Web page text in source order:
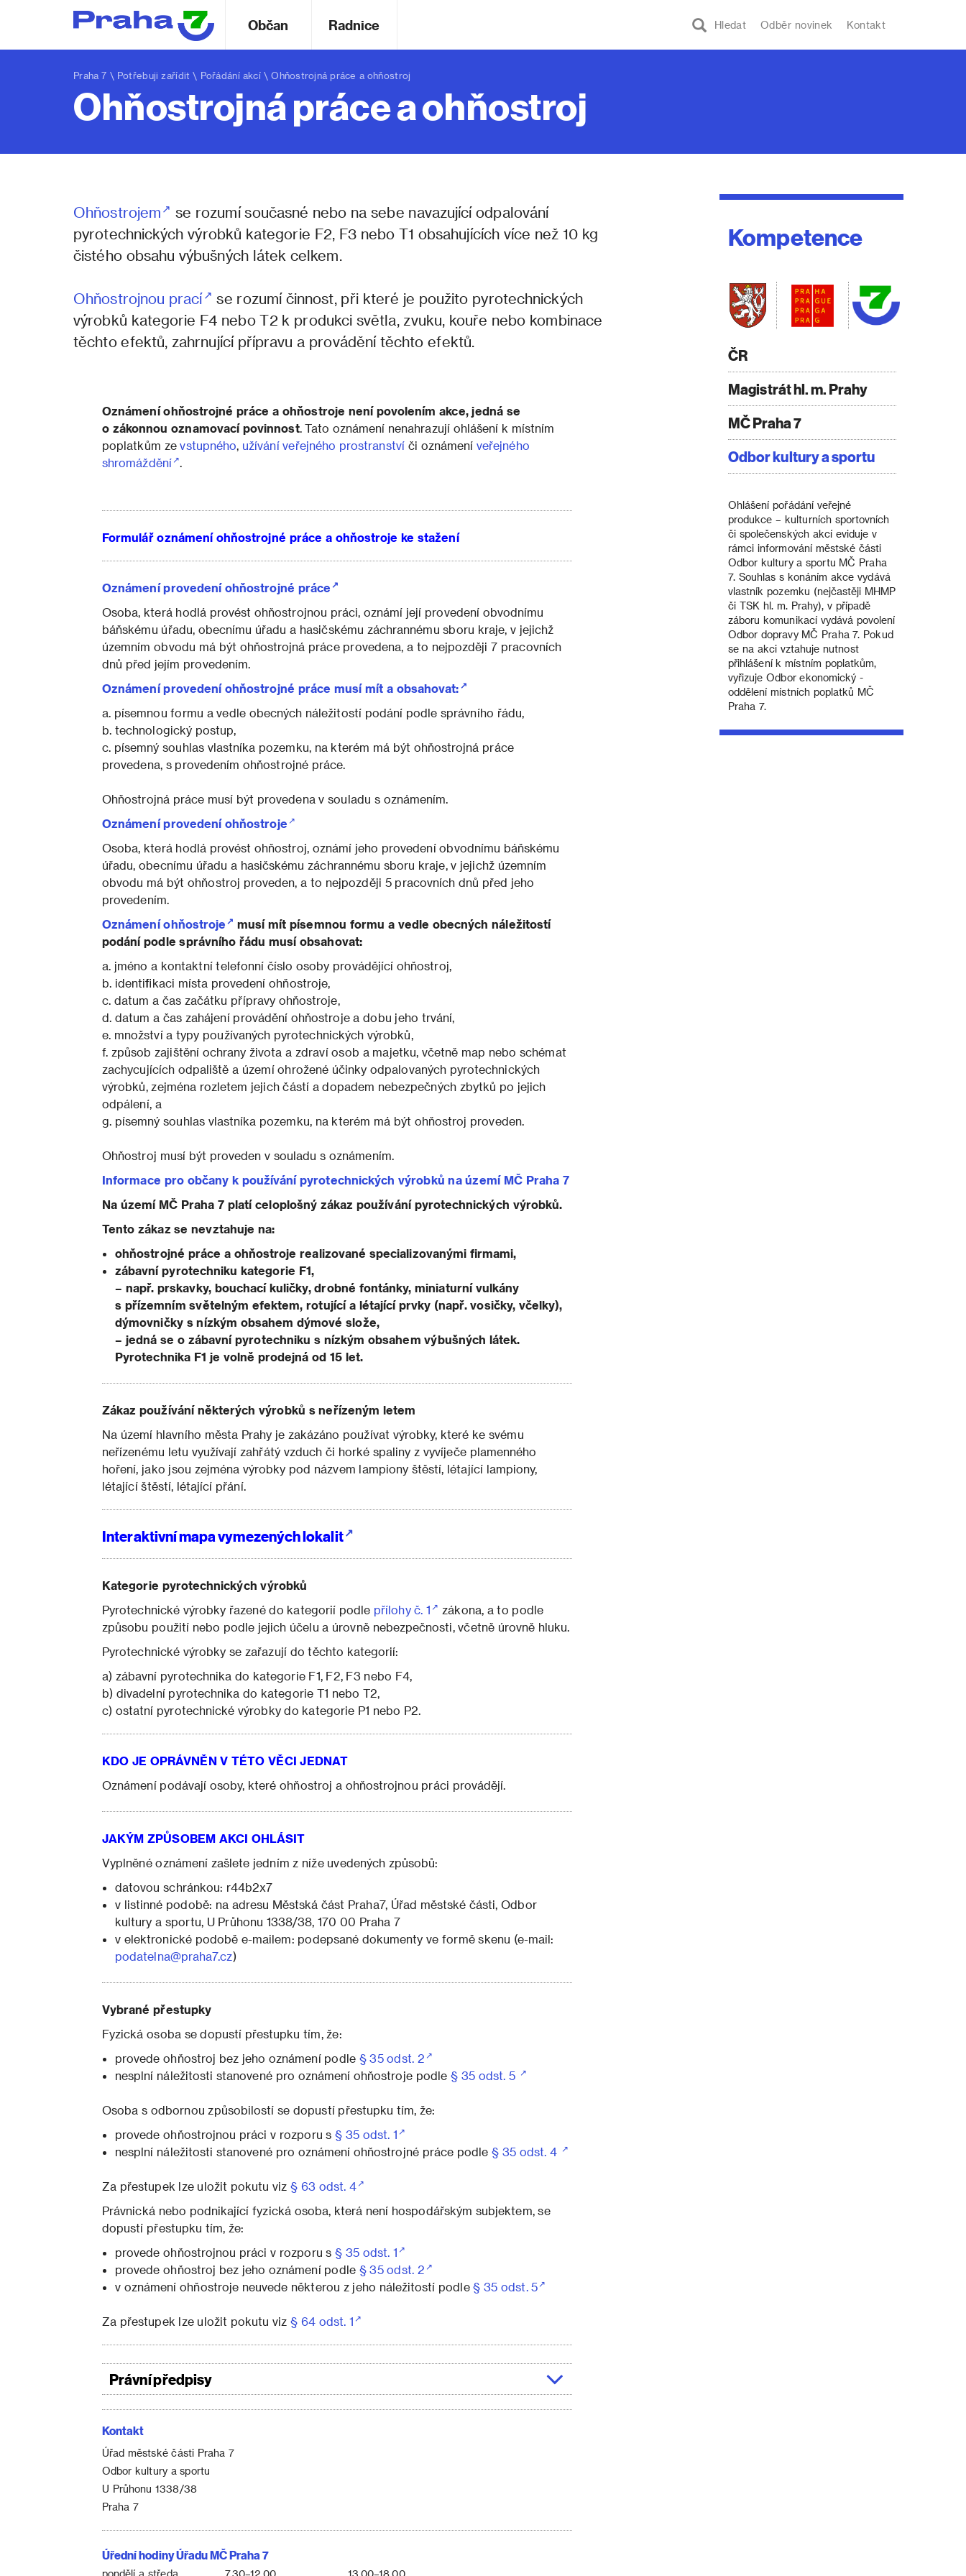
Hledat Odběr novinek Kontakt
Občan Radnice
Praha 7 \ Potřebuji zařídit \ Pořádání akcí\ Ohňostrojná práce a ohňostroj
Ohňostrojná práce a ohňostroj
Ohňostrojem
se rozumí současné nebo na sebe navazující odpalování
pyrotechnických výrobků kategorie F2, F3 nebo T1 obsahujících více než 10 kg
čistého obsahu výbušných látek celkem.
Ohňostrojnou prací
se rozumí činnost, při které je použito pyrotechnických
výrobků kategorie F4 nebo T2 k produkci světla, zvuku, kouře nebo kombinace
těchto efektů, zahrnující přípravu a provádění těchto efektů.
Oznámení ohňostrojné práce a ohňostroje není povolením akce, jedná se
o zákonnou oznamovací povinnost. Tato oznámení nenahrazují ohlášení k místním
poplatkům zevstupného, užívání veřejného prostranstvíči oznámeníveřejného
shromáždění .
Formulář oznámení ohňostrojné práce a ohňostroje ke stažení
Oznámení provedení ohňostrojné práce
Osoba, která hodlá provést ohňostrojnou práci, oznámí její provedení obvodnímu
báňskému úřadu, obecnímu úřadu a hasičskému záchrannému sboru kraje, v jejichž
územním obvodu má být ohňostrojná práce provedena, a to nejpozději 7 pracovních
dnů před jejím provedením.
Oznámení provedení ohňostrojné práce musí mít a obsahovat:
a. písemnou formu a vedle obecných náležitostí podání podle správního řádu,
b. technologický postup,
c. písemný souhlas vlastníka pozemku, na kterém má být ohňostrojná práce
provedena, s provedením ohňostrojné práce.
Ohňostrojná práce musí být provedena v souladu s oznámením.
Oznámení provedení ohňostroje
Osoba, která hodlá provést ohňostroj, oznámí jeho provedení obvodnímu báňskému
úřadu, obecnímu úřadu a hasičskému záchrannému sboru kraje, v jejichž územním
obvodu má být ohňostroj proveden, a to nejpozději 5 pracovních dnů před jeho
provedením.
Oznámení ohňostroje
musí mít písemnou formu a vedle obecných náležitostí
podání podle správního řádu musí obsahovat:
a. jméno a kontaktní telefonní číslo osoby provádějící ohňostroj,
b. identifikaci místa provedení ohňostroje,
c. datum a čas začátku přípravy ohňostroje,
d. datum a čas zahájení provádění ohňostroje a dobu jeho trvání,
e. množství a typy používaných pyrotechnických výrobků,
f. způsob zajištění ochrany života a zdraví osob a majetku, včetně map nebo schémat
zachycujících odpaliště a území ohrožené účinky odpalovaných pyrotechnických
výrobků, zejména rozletem jejich částí a dopadem nebezpečných zbytků po jejich
odpálení, a
g. písemný souhlas vlastníka pozemku, na kterém má být ohňostroj proveden.
Ohňostroj musí být proveden v souladu s oznámením.
Informace pro občany k používání pyrotechnických výrobků na území MČ Praha 7
Na území MČ Praha 7 platí celoplošný zákaz používání pyrotechnických výrobků.
Tento zákaz se nevztahuje na:
ohňostrojné práce a ohňostroje realizované specializovanými firmami,
zábavní pyrotechniku kategorie F1,
– např. prskavky, bouchací kuličky, drobné fontánky, miniaturní vulkány
s přízemním světelným efektem, rotující a létající prvky (např. vosičky, včelky),
dýmovničky s nízkým obsahem dýmové slože,
– jedná se o zábavní pyrotechniku s nízkým obsahem výbušných látek.
Pyrotechnika F1 je volně prodejná od 15 let.
Zákaz používání některých výrobků s neřízeným letem
Na území hlavního města Prahy je zakázáno používat výrobky, které ke svému
neřízenému letu využívají zahřátý vzduch či horké spaliny z vyvíječe plamenného
hoření, jako jsou zejména výrobky pod názvem lampiony štěstí, létající lampiony,
létající štěstí, létající přání.
Interaktivní mapa vymezených lokalit
Kategorie pyrotechnických výrobků
Pyrotechnické výrobky řazené do kategorií podle přílohy č. 1
zákona, a to podle
způsobu použití nebo podle jejich účelu a úrovně nebezpečnosti, včetně úrovně hluku.
Pyrotechnické výrobky se zařazují do těchto kategorií:
a) zábavní pyrotechnika do kategorie F1, F2, F3 nebo F4,
b) divadelní pyrotechnika do kategorie T1 nebo T2,
c) ostatní pyrotechnické výrobky do kategorie P1 nebo P2.
KDO JE OPRÁVNĚN V TÉTO VĚCI JEDNAT
Oznámení podávají osoby, které ohňostroj a ohňostrojnou práci provádějí.
JAKÝM ZPŮSOBEM AKCI OHLÁSIT
Vyplněné oznámení zašlete jedním z níže uvedených způsobů:
datovou schránkou: r44b2x7
v listinné podobě: na adresu Městská část Praha7, Úřad městské části, Odbor
kultury a sportu, U Průhonu 1338/38, 170 00 Praha 7
v elektronické podobě e-mailem: podepsané dokumenty ve formě skenu (e-mail:
podatelna@praha7.cz)
Vybrané přestupky
Fyzická osoba se dopustí přestupku tím, že:
provede ohňostroj bez jeho oznámení podle § 35 odst. 2
nesplní náležitosti stanovené pro oznámení ohňostroje podle § 35 odst. 5
Osoba s odbornou způsobilostí se dopustí přestupku tím, že:
provede ohňostrojnou práci v rozporu s§ 35 odst. 1
nesplní náležitosti stanovené pro oznámení ohňostrojné práce podle § 35 odst. 4
Za přestupek lze uložit pokutu viz§ 63 odst. 4
Právnická nebo podnikající fyzická osoba, která není hospodářským subjektem, se
dopustí přestupku tím, že:
provede ohňostrojnou práci v rozporu s§ 35 odst. 1
provede ohňostroj bez jeho oznámení podle § 35 odst. 2
v oznámení ohňostroje neuvede některou z jeho náležitostí podle§ 35 odst. 5
Za přestupek lze uložit pokutu viz§ 64 odst. 1
Právní předpisy
Kontakt
Úřad městské části Praha 7
Odbor kultury a sportu
U Průhonu 1338/38
Praha 7
Úřední hodiny Úřadu MČ Praha 7
pondělí a středa 7.30–12.00 13.00–18.00
Kompetence
ČR
Magistrát hl. m. Prahy
MČ Praha 7
Odbor kultury a sportu
Ohlášení pořádání veřejné
produkce – kulturních sportovních
či společenských akcí eviduje v
rámci informování městské části
Odbor kultury a sportu MČ Praha
7. Souhlas s konáním akce vydává
vlastník pozemku (nejčastěji MHMP
či TSK hl. m. Prahy), v případě
záboru komunikací vydává povolení
Odbor dopravy MČ Praha 7. Pokud
se na akci vztahuje nutnost
přihlášení k místním poplatkům,
vyřizuje Odbor ekonomický -
oddělení místních poplatků MČ
Praha 7.